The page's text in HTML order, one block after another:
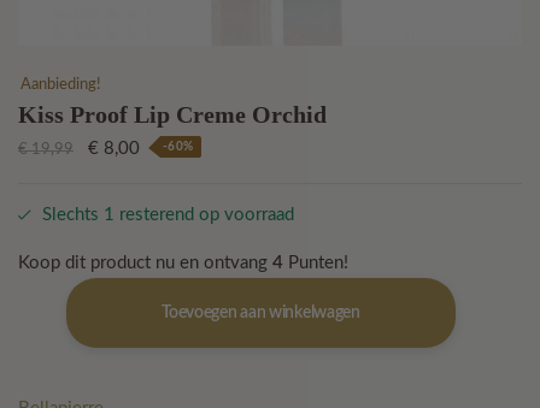
Aanbieding!
Kiss Proof Lip Creme Orchid
€19,99
Oorspronkelijke
was:
€ 8,00 Huidige
is:
-60%
Slechts 1 resterend op voorraad
Koop dit product nu en ontvang 4 Punten!
Toevoegen aan winkelwagen